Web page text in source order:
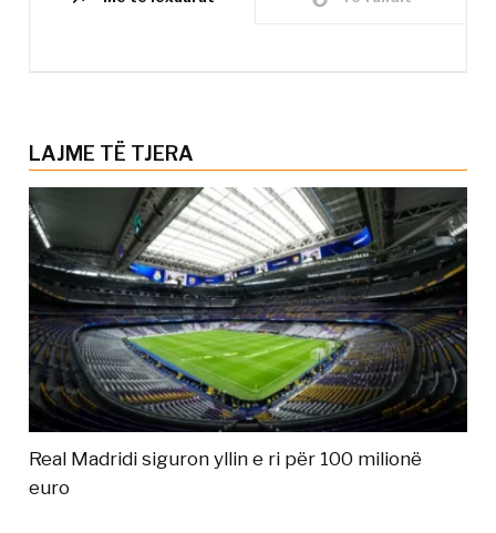
LAJME TË TJERA
Real Madridi siguron yllin e ri për 100 milionë
euro